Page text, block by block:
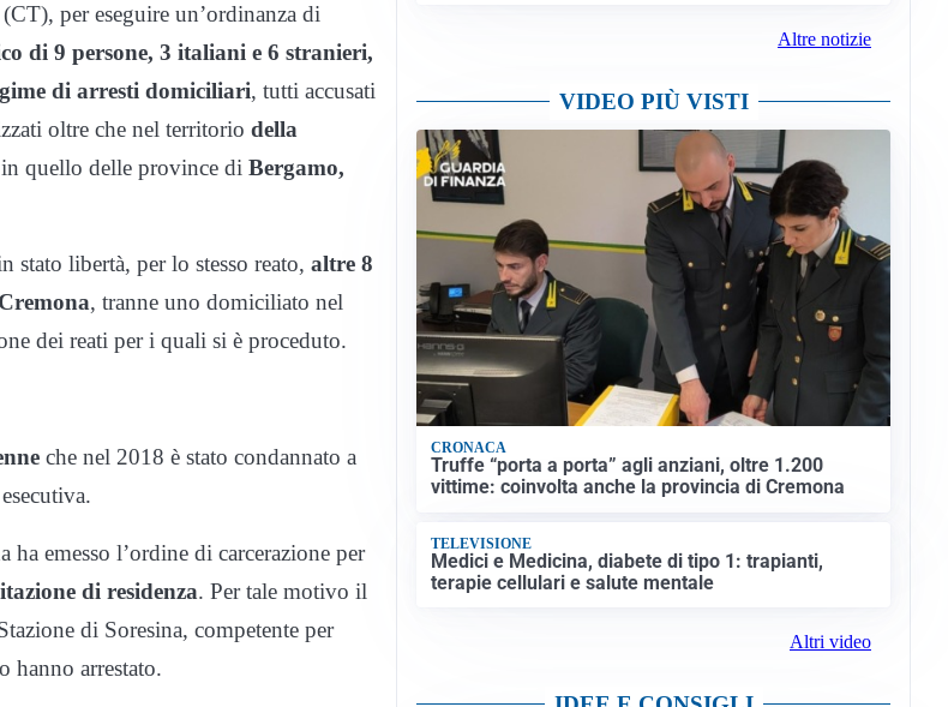
per eseguire un’ordinanza di
di 9 persone, 3 italiani e 6 stranieri,
di arresti domiciliari, tutti accusati
oltre che nel territorio della
quello delle province di Bergamo,
stato libertà, per lo stesso reato, altre 8
, tranne uno domiciliato nel
dei reati per i quali si è proceduto.
che nel 2018 è stato condannato a
emesso l’ordine di carcerazione per
di residenza. Per tale motivo il
di Soresina, competente per
hanno arrestato.
Altre notizie
VIDEO PIÙ VISTI
CRONACA
Truffe “porta a porta” agli anziani, oltre 1.200
vittime: coinvolta anche la provincia di Cremona
TELEVISIONE
Medici e Medicina, diabete di tipo 1: trapianti,
terapie cellulari e salute mentale
Altri video